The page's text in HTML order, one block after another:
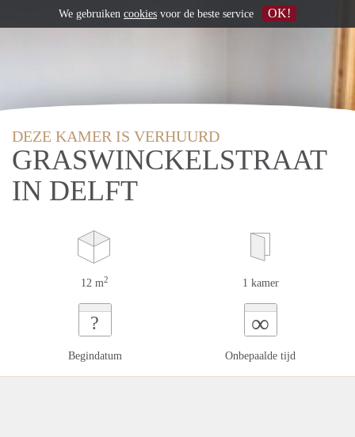
DEZE KAMER IS VERHUURD
GRASWINCKELSTRAAT
IN DELFT
12 m2 1 kamer
?
Begindatum
∞
Onbepaalde tijd
We gebruiken cookies voor de beste service OK!